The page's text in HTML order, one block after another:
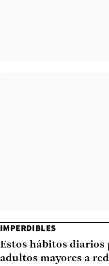
IMPERDIBLES
Estos hábitos diarios
adultos mayores a